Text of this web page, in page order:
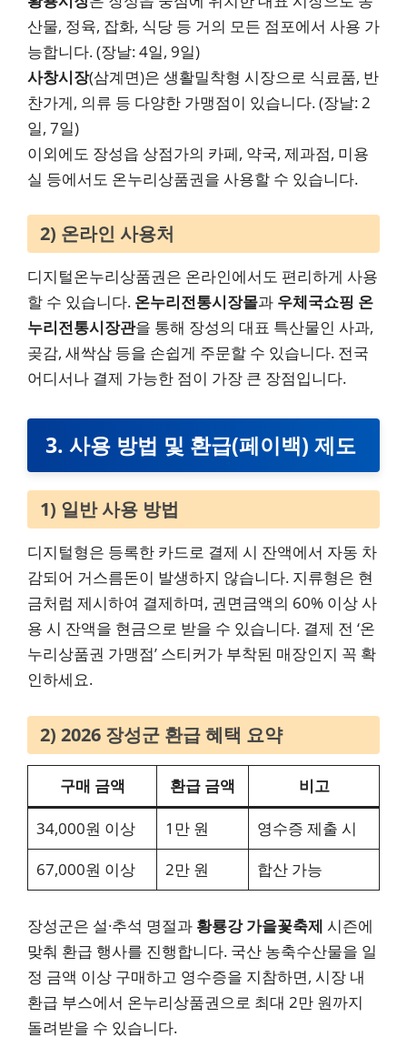
산물, 정육, 잡화, 식당 등 거의 모든 점포에서 사용 가
능합니다. (장날: 4일, 9일)
사창시장(삼계면)은 생활밀착형 시장으로 식료품, 반
찬가게, 의류 등 다양한 가맹점이 있습니다. (장날: 2
일, 7일)
이외에도 장성읍 상점가의 카페, 약국, 제과점, 미용
실 등에서도 온누리상품권을 사용할 수 있습니다.
2) 온라인 사용처
디지털온누리상품권은 온라인에서도 편리하게 사용
할 수 있습니다. 온누리전통시장몰과 우체국쇼핑 온
누리전통시장관을 통해 장성의 대표 특산물인 사과,
곶감, 새싹삼 등을 손쉽게 주문할 수 있습니다. 전국
어디서나 결제 가능한 점이 가장 큰 장점입니다.
3. 사용 방법 및 환급(페이백) 제도
1) 일반 사용 방법
디지털형은 등록한 카드로 결제 시 잔액에서 자동 차
감되어 거스름돈이 발생하지 않습니다. 지류형은 현
금처럼 제시하여 결제하며, 권면금액의 60% 이상 사
용 시 잔액을 현금으로 받을 수 있습니다. 결제 전 ‘온
누리상품권 가맹점’ 스티커가 부착된 매장인지 꼭 확
인하세요.
2) 2026 장성군 환급 혜택 요약
구매 금액 환급 금액 비고
34,000원 이상 1만 원
영수증 제출 시
67,000원 이상
2만 원 합산 가능
장성군은 설·추석 명절과 황룡강 가을꽃축제 시즌에
맞춰 환급 행사를 진행합니다. 국산 농축수산물을 일
정 금액 이상 구매하고 영수증을 지참하면, 시장 내
환급 부스에서 온누리상품권으로 최대 2만 원까지
돌려받을 수 있습니다.